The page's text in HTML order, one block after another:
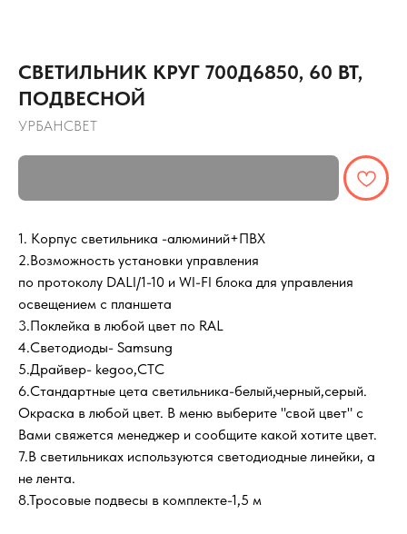
СВЕТИЛЬНИК КРУГ 700Д6850, 60 ВТ,
ПОДВЕСНОЙ
УРБАНСВЕТ
1. Корпус светильника -алюминий+ПВХ
2.Возможность установки управления
по протоколу DALI/1-10 и WI-FI блока для управления
освещением с планшета
3.Поклейка в любой цвет по RAL
4.Светодиоды- Samsung
5.Драйвер- kegoo,СТС
6.Cтандартные цета светильника-белый,черный,серый.
Окраска в любой цвет. В меню выберите "свой цвет" с
Вами свяжется менеджер и сообщите какой хотите цвет.
7.В светильниках используются светодиодные линейки, а
не лента.
8.Тросовые подвесы в комплекте-1,5 м